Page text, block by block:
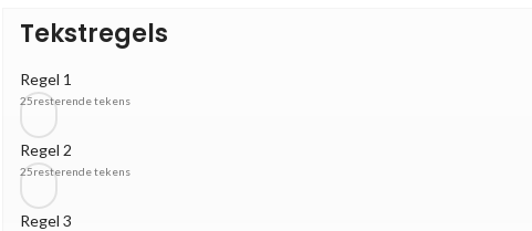
Tekstregels
Regel 1
25resterende tekens
Regel 2
25resterende tekens
Regel 3